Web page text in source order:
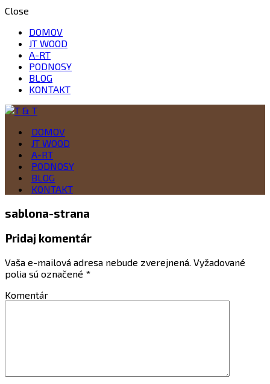
Close
DOMOV
JT WOOD
A-RT
PODNOSY
BLOG
KONTAKT
T & T
Drevo je naša vášeň
DOMOV
JT WOOD
A-RT
PODNOSY
BLOG
KONTAKT
sablona-strana
Pridaj komentár
Vaša e-mailová adresa nebude zverejnená. Vyžadované
polia sú označené *
Komentár